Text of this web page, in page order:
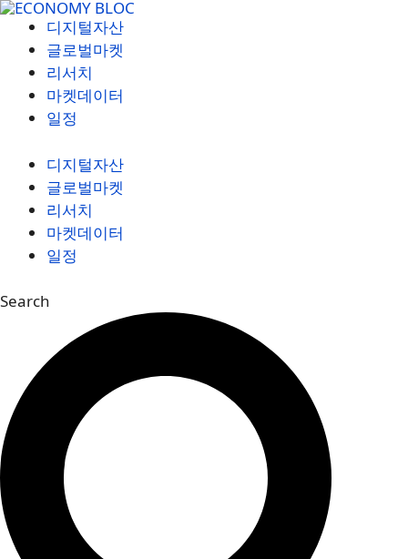
컨
디지털자산
글로벌마켓
리서치
마켓데이터
일정
디지털자산
글로벌마켓
리서치
마켓데이터
일정
Search